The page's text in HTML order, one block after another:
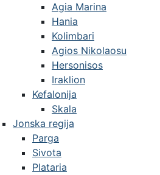
Agia Marina
Hania
Kolimbari
Agios Nikolaosu
Hersonisos
Iraklion
Kefalonija
Skala
Jonska regija
Parga
Sivota
Plataria